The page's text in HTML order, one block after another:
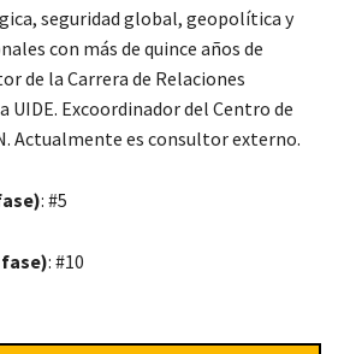
seguridad global, geopolítica y
con más de quince años de
de la Carrera de Relaciones
UIDE. Excoordinador del Centro de
Actualmente es consultor externo.
: #5
: #10